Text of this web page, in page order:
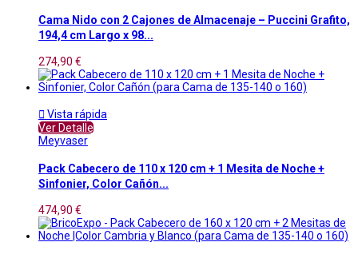
Cama Nido con 2 Cajones de Almacenaje – Puccini Grafito,
194,4 cm Largo x 98...
274,90 €
 Vista rápida
Ver Detalle
Meyvaser
Pack Cabecero de 110 x 120 cm + 1 Mesita de Noche +
Sinfonier, Color Cañón...
474,90 €